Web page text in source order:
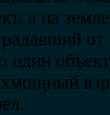
а на
один